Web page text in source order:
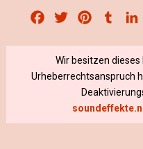
Facebook
Twitter Pinterest
Wir besitzen dieses
Urheberrechtsanspruch